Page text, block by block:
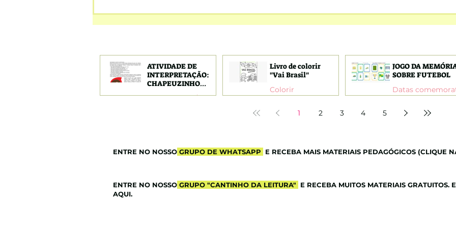
ATIVIDADE DE
INTERPRETAÇÃO:
CHAPEUZINHO
Alfabetização/leitura
Livro de colorir
"Vai Brasil"
Colorir
JOGO DA
SOBRE FUTEBOL
1 2 3 4 5
ENTRE NO NOSSO GRUPO DE WHATSAPP E RECEBA MAIS MATERIAIS PEDAGÓGICOS (CLIQUE
ENTRE NO NOSSO GRUPO "CANTINHO DA LEITURA"
E RECEBA MUITOS MATERIAIS GRATUITOS.
AQUI.